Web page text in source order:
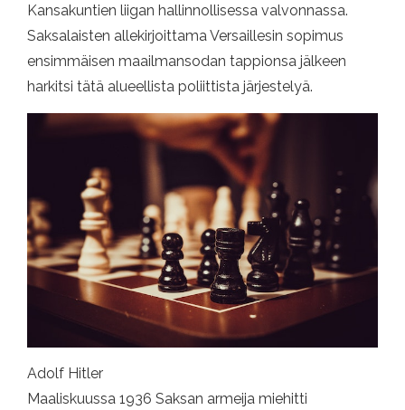
Kansakuntien liigan hallinnollisessa valvonnassa.
Saksalaisten allekirjoittama Versaillesin sopimus
ensimmäisen maailmansodan tappionsa jälkeen
harkitsi tätä alueellista poliittista järjestelyä.
Adolf Hitler
Maaliskuussa 1936 Saksan armeija miehitti